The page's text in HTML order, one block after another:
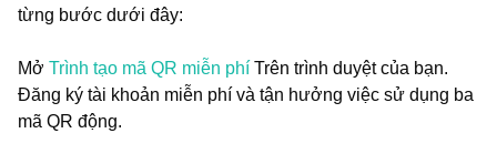
từng bước dưới đây:
Mở Trình tạo mã QR miễn phí Trên trình duyệt của bạn.
Đăng ký tài khoản miễn phí và tận hưởng việc sử dụng ba
mã QR động.